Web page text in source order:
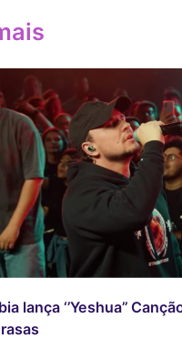
lança ‘’Yeshua’’